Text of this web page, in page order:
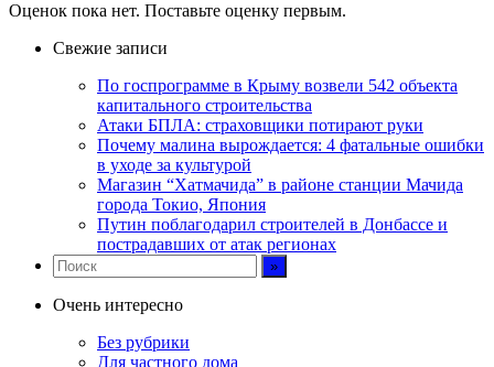
Оценок пока нет. Поставьте оценку первым.
Свежие записи
По госпрограмме в Крыму возвели 542 объекта
капитального строительства
Атаки БПЛА: страховщики потирают руки
Почему малина вырождается: 4 фатальные ошибки
в уходе за культурой
Магазин “Хатмачида” в районе станции Мачида
города Токио, Япония
Путин поблагодарил строителей в Донбассе и
пострадавших от атак регионах
Очень интересно
Без рубрики
Для частного дома